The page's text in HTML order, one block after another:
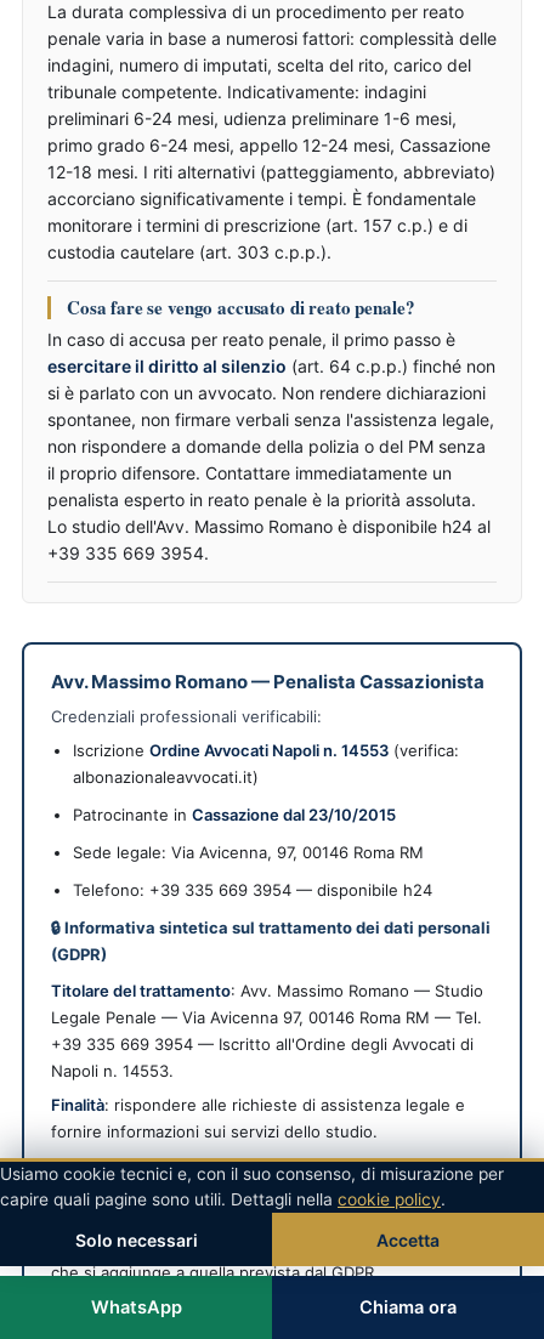
La durata complessiva di un procedimento per reato
penale varia in base a numerosi fattori: complessità delle
indagini, numero di imputati, scelta del rito, carico del
tribunale competente. Indicativamente: indagini
preliminari 6-24 mesi, udienza preliminare 1-6 mesi,
primo grado 6-24 mesi, appello 12-24 mesi, Cassazione
12-18 mesi. I riti alternativi (patteggiamento, abbreviato)
accorciano significativamente i tempi. È fondamentale
monitorare i termini di prescrizione (art. 157 c.p.) e di
custodia cautelare (art. 303 c.p.p.).
Cosa fare se vengo accusato di reato penale?
In caso di accusa per reato penale, il primo passo è
esercitare il diritto al silenzio (art. 64 c.p.p.) finché non
si è parlato con un avvocato. Non rendere dichiarazioni
spontanee, non firmare verbali senza l'assistenza legale,
non rispondere a domande della polizia o del PM senza
il proprio difensore. Contattare immediatamente un
penalista esperto in reato penale è la priorità assoluta.
Lo studio dell'Avv. Massimo Romano è disponibile h24 al
+39 335 669 3954.
Avv. Massimo Romano— Penalista Cassazionista
Credenziali professionali verificabili:
Iscrizione Ordine Avvocati Napoli n. 14553 (verifica:
albonazionaleavvocati.it)
Patrocinante in Cassazione dal 23/10/2015
Sede legale: Via Avicenna, 97, 00146 Roma RM
Telefono: +39 335 669 3954 — disponibile h24
🔒 Informativa sintetica sul trattamento dei dati personali
(GDPR)
Titolare del trattamento: Avv. Massimo Romano — Studio
Legale Penale — Via Avicenna 97, 00146 Roma RM — Tel.
+39 335 669 3954 — Iscritto all'Ordine degli Avvocati di
Napoli n. 14553.
Finalità: rispondere alle richieste di assistenza legale e
fornire informazioni sui servizi dello studio.
Segreto professionale forense: le informazioni condivise
nel rapporto cliente-avvocato sono coperte dal segreto
L. 247/2012 art. 28; Codice Deontologico
Forense art. 13; art. 622 c.p.; art. 200 c.p.p.), protezione
che si aggiunge a quella prevista dal GDPR.
Diritti dell'interessato
: ai sensi degli artt. 15-22 GDPR puoi
WhatsApp Chiama ora
Usiamo cookie tecnici e, con il suo consenso, di misurazione per
capire quali pagine sono utili. Dettagli nella cookie policy.
Solo necessari Accetta